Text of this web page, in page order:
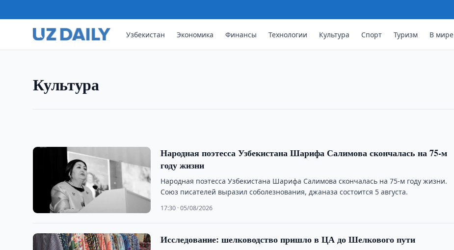
Узбекистан Экономика Финансы Технологии Культура Спорт Туризм В мире
Культура
КУЛЬТУРА
датируемые периодом с III века до нашей эры по X век нашей эры.
Народная поэтесса Узбекистана Шарифа Салимова скончалась на 75-м
году жизни
Народная поэтесса Узбекистана Шарифа Салимова скончалась на 75-м году жизни.
Союз писателей выразил соболезнования, джаназа состоится 5 августа.
17:30 · 05/08/2026
Исследование: шелководство пришло в ЦА до Шелкового пути